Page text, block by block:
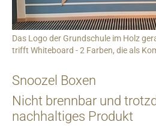
Das Logo der Grundschule im Holz
trifft Whiteboard - 2 Farben, die als
Snoozel Boxen
Nicht brennbar und
nachhaltiges Produkt